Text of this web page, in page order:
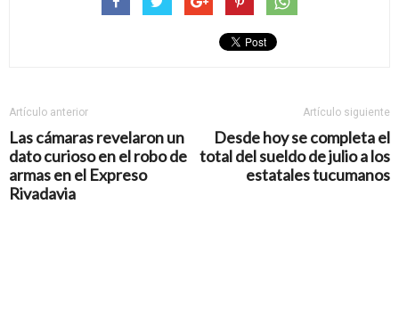
Artículo anterior
Las cámaras revelaron un
dato curioso en el robo de
armas en el Expreso
Rivadavia
Artículo siguiente
Desde hoy se completa el
total del sueldo de julio a los
estatales tucumanos